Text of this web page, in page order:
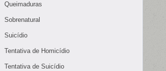
Queimaduras
Sobrenatural
Suicídio
Tentativa de Homicídio
Tentativa de Suicídio